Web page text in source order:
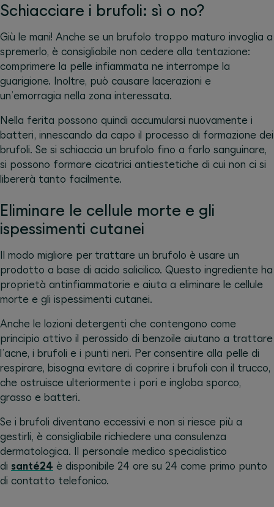
Schiacciare i brufoli: sì o no?
Giù le mani! Anche se un brufolo troppo maturo invoglia a
spremerlo, è consigliabile non cedere alla tentazione:
comprimere la pelle infiammata ne interrompe la
guarigione. Inoltre, può causare lacerazioni e
un’emorragia nella zona interessata.
Nella ferita possono quindi accumularsi nuovamente i
batteri, innescando da capo il processo di formazione dei
brufoli. Se si schiaccia un brufolo fino a farlo sanguinare,
si possono formare cicatrici antiestetiche di cui non ci si
libererà tanto facilmente.
Eliminare le cellule morte e gli
ispessimenti cutanei
Il modo migliore per trattare un brufolo è usare un
prodotto a base di acido salicilico. Questo ingrediente ha
proprietà antinfiammatorie e aiuta a eliminare le cellule
morte e gli ispessimenti cutanei.
Anche le lozioni detergenti che contengono come
principio attivo il perossido di benzoile aiutano a trattare
l’acne, i brufoli e i punti neri. Per consentire alla pelle di
respirare, bisogna evitare di coprire i brufoli con il trucco,
che ostruisce ulteriormente i pori e ingloba sporco,
grasso e batteri.
Se i brufoli diventano eccessivi e non si riesce più a
gestirli, è consigliabile richiedere una consulenza
dermatologica. Il personale medico specialistico
di santé24 è disponibile 24 ore su 24 come primo punto
di contatto telefonico.